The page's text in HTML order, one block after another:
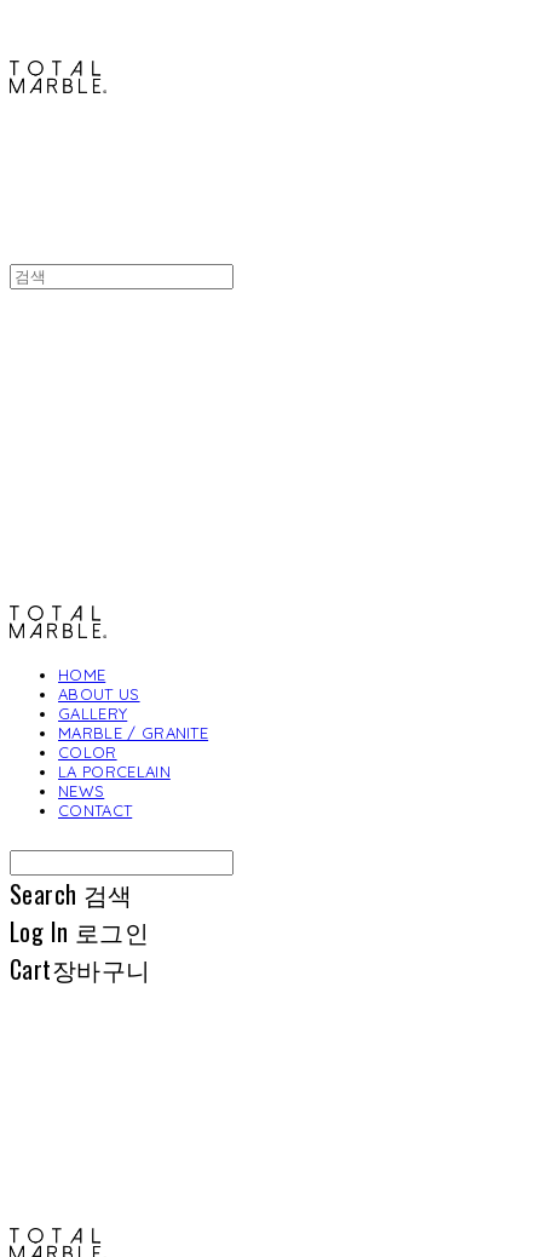
HOME
ABOUT US
GALLERY
MARBLE / GRANITE
COLOR
LA PORCELAIN
NEWS
CONTACT
Search 검색
Log In 로그인
Cart장바구니